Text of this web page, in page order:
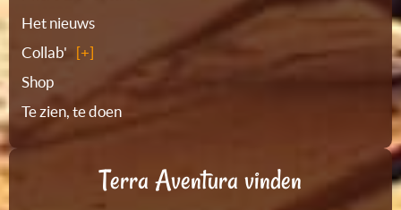
Het nieuws
Collab'
Shop
Te zien, te doen
Terra Aventura vinden